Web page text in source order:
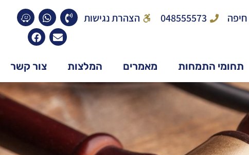
048555573 הצהרת נגישות
תחומי התמחות מאמרים המלצות צור קשר